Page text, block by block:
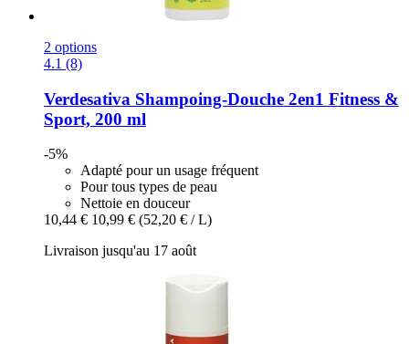
2 options
4.1 (8)
Verdesativa Shampoing-​Douche 2en1 Fitness &
Sport, 200 ml
-5%
Adapté pour un usage fréquent
Pour tous types de peau
Nettoie en douceur
10,44 € 10,99 € (52,20 € / L)
Livraison jusqu'au 17 août